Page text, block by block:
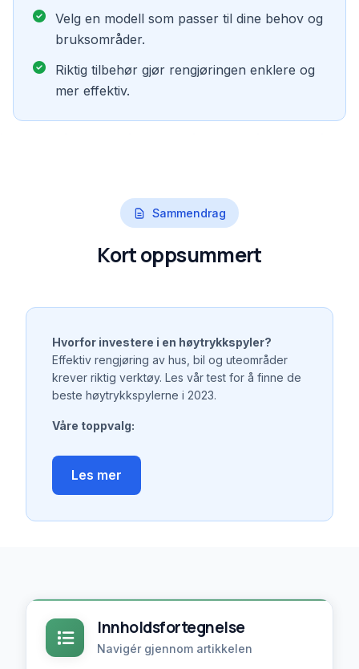
Velg en modell som passer til dine behov og
bruksområder.
Riktig tilbehør gjør rengjøringen enklere og
mer effektiv.
Sammendrag
Kort oppsummert
Hvorfor investere i en høytrykkspyler?
Effektiv rengjøring av hus, bil og uteområder
krever riktig verktøy. Les vår test for å finne de
beste høytrykkspylerne i 2023.
Våre toppvalg:
Kärcher K5 Full Control Plus (Testvinner):
Beste kombinasjon av kraft, brukervennlighet
og allsidighet.
Nilfisk E 145.4-9 X-TRA:Solid og kraftig
Les mer
Innholdsfortegnelse
Navigér gjennom artikkelen